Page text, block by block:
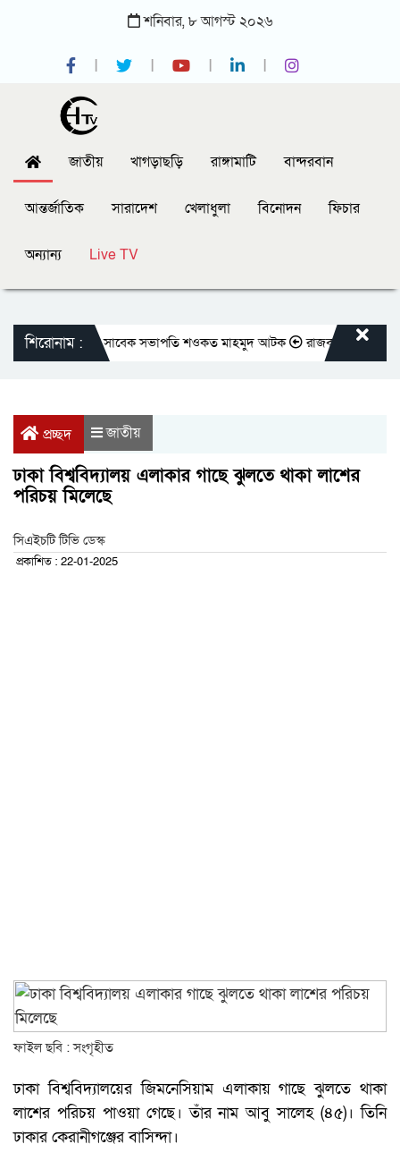
শনিবার,৮আগস্ট ২০২৬
জাতীয় খাগড়াছড়ি রাঙ্গামাটি বান্দরবান
আন্তর্জাতিক সারাদেশ খেলাধুলা বিনোদন ফিচার
অন্যান্য Live TV
শিরোনাম :
প্রেসক্লাবের সাবেক সভাপতি শওকত মাহমুদ আটক রাজবাড়ীতে বীর
প্রচ্ছদ জাতীয়
ঢাকা বিশ্ববিদ্যালয় এলাকার গাছে ঝুলতে থাকা লাশের
পরিচয় মিলেছে
সিএইচটি টিভি ডেস্ক
প্রকাশিত : 22-01-2025
ফাইল ছবি : সংগৃহীত
ঢাকা বিশ্ববিদ্যালয়ের জিমনেসিয়াম এলাকায় গাছে ঝুলতে থাকা
লাশের পরিচয় পাওয়া গেছে। তাঁর নাম আবু সালেহ (৪৫)। তিনি
ঢাকার কেরানীগঞ্জের বাসিন্দা।